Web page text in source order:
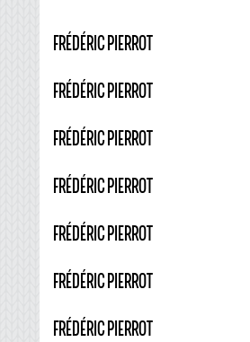
FRÉDÉRIC PIERROT
FRÉDÉRIC PIERROT
FRÉDÉRIC PIERROT
FRÉDÉRIC PIERROT
FRÉDÉRIC PIERROT
FRÉDÉRIC PIERROT
FRÉDÉRIC PIERROT